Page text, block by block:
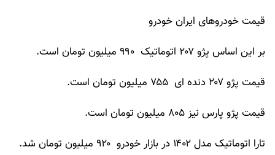
قیمت خودروهای ایران خودرو
بر این اساس پژو ۲۰۷ اتوماتیک ۹۹۰ میلیون تومان است.
قیمت پژو ۲۰۷ دنده ای ۷۵۵ میلیون تومان است.
قیمت پژو پارس نیز ۸۰۵ میلیون تومان است.
تارا اتوماتیک مدل ۱۴۰۲ در بازار خودرو ۹۲۰ میلیون تومان شد.